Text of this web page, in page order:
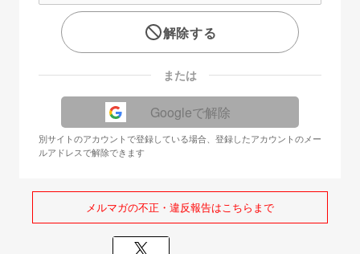
解除する
または
Googleで解除
別サイトのアカウントで登録している場合、登録したアカウントのメー
ルアドレスで解除できます
メルマガの不正・違反報告はこちらまで